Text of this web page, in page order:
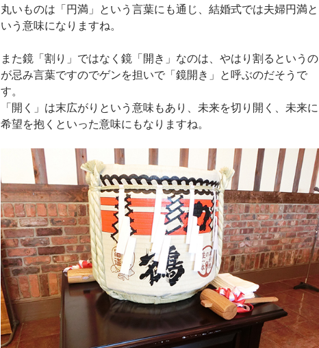
丸いものは「円満」という言葉にも通じ、結婚式では夫婦円満と
いう意味になりますね。
また鏡「割り」ではなく鏡「開き」なのは、やはり割るというの
が忌み言葉ですのでゲンを担いで「鏡開き」と呼ぶのだそうで
す。
「開く」は末広がりという意味もあり、未来を切り開く、未来に
希望を抱くといった意味にもなりますね。